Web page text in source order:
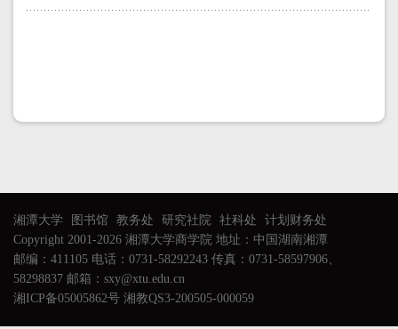
湘潭大学 图书馆 教务处 研究社院 社科处
计划财务处
Copyright 2001-2026 湘潭大学商学院 地址：中国湖南湘潭
邮编：411105 电话：0731-58292243 传真：0731-58597906、
58298837 邮箱：sxy@xtu.edu.cn
湘ICP备05005862号 湘教QS3-200505-000059